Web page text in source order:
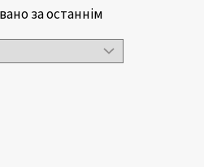
за останнім